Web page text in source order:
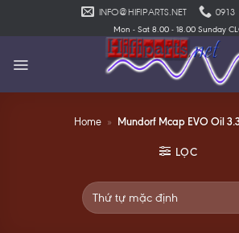
INFO@HIFIPARTS.NET 0913
Mon - Sat 8.00 - 18.00 Sunday
Home » Mundorf Mcap EVO Oil
LỌC